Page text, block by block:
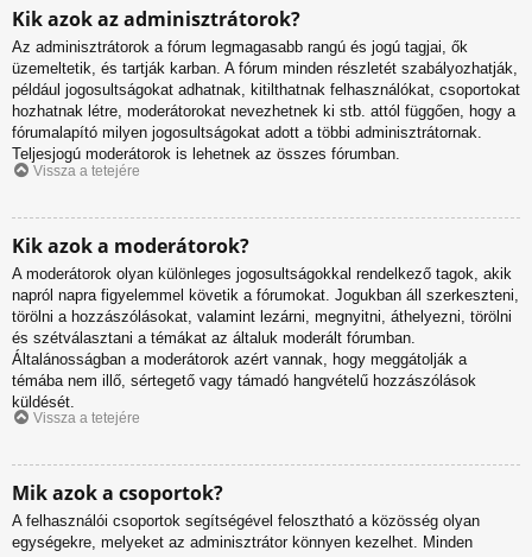
Kik azok az adminisztrátorok?
Az adminisztrátorok a fórum legmagasabb rangú és jogú tagjai, ők
üzemeltetik, és tartják karban. A fórum minden részletét szabályozhatják,
például jogosultságokat adhatnak, kitilthatnak felhasználókat, csoportokat
hozhatnak létre, moderátorokat nevezhetnek ki stb. attól függően, hogy a
fórumalapító milyen jogosultságokat adott a többi adminisztrátornak.
Teljesjogú moderátorok is lehetnek az összes fórumban.
Vissza a tetejére
Kik azok a moderátorok?
A moderátorok olyan különleges jogosultságokkal rendelkező tagok, akik
napról napra figyelemmel követik a fórumokat. Jogukban áll szerkeszteni,
törölni a hozzászólásokat, valamint lezárni, megnyitni, áthelyezni, törölni
és szétválasztani a témákat az általuk moderált fórumban.
Általánosságban a moderátorok azért vannak, hogy meggátolják a
témába nem illő, sértegető vagy támadó hangvételű hozzászólások
küldését.
Vissza a tetejére
Mik azok a csoportok?
A felhasználói csoportok segítségével felosztható a közösség olyan
egységekre, melyeket az adminisztrátor könnyen kezelhet. Minden